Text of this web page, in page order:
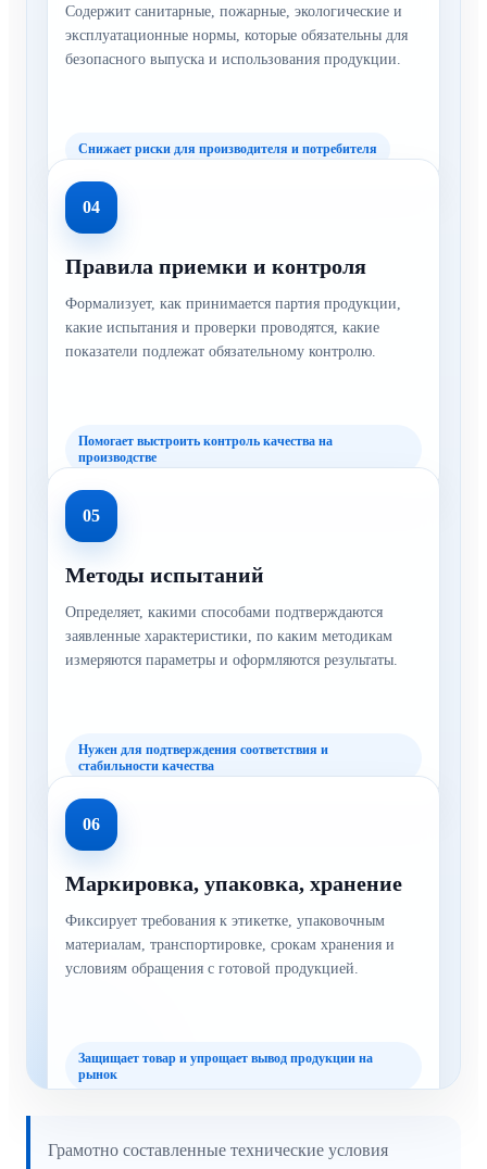
Содержит санитарные, пожарные, экологические и
эксплуатационные нормы, которые обязательны для
безопасного выпуска и использования продукции.
Снижает риски для производителя и потребителя
04
Правила приемки и контроля
Формализует, как принимается партия продукции,
какие испытания и проверки проводятся, какие
показатели подлежат обязательному контролю.
Помогает выстроить контроль качества на
производстве
05
Методы испытаний
Определяет, какими способами подтверждаются
заявленные характеристики, по каким методикам
измеряются параметры и оформляются результаты.
Нужен для подтверждения соответствия и
стабильности качества
06
Маркировка, упаковка, хранение
Фиксирует требования к этикетке, упаковочным
материалам, транспортировке, срокам хранения и
условиям обращения с готовой продукцией.
Защищает товар и упрощает вывод продукции на
рынок
Грамотно составленные технические условия